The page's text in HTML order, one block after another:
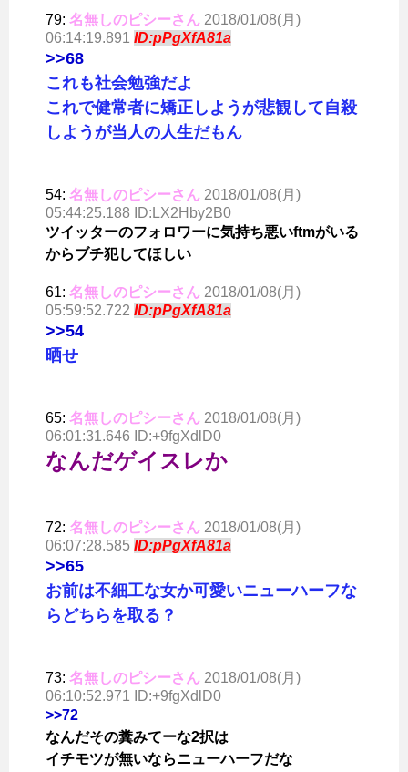
79: 名無しのピシーさん 2018/01/08(月)
06:14:19.891 ID:pPgXfA81a
>>68
これも社会勉強だよ
これで健常者に矯正しようが悲観して自殺
しようが当人の人生だもん
54: 名無しのピシーさん 2018/01/08(月)
05:44:25.188 ID:LX2Hby2B0
ツイッターのフォロワーに気持ち悪いftmがいる
からブチ犯してほしい
61: 名無しのピシーさん 2018/01/08(月)
05:59:52.722 ID:pPgXfA81a
>>54
晒せ
65: 名無しのピシーさん 2018/01/08(月)
06:01:31.646 ID:+9fgXdlD0
なんだゲイスレか
72: 名無しのピシーさん 2018/01/08(月)
06:07:28.585 ID:pPgXfA81a
>>65
お前は不細工な女か可愛いニューハーフな
らどちらを取る？
73: 名無しのピシーさん 2018/01/08(月)
06:10:52.971 ID:+9fgXdlD0
>>72
なんだその糞みてーな2択は
イチモツが無いならニューハーフだな